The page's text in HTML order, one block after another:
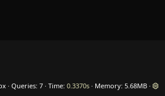
Queries 7 Time 0.3370s Memory 5.68MB